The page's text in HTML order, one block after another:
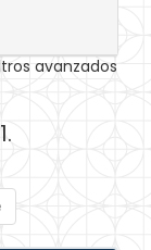
avanzados